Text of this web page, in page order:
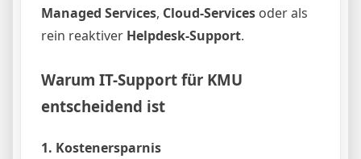
Managed Services, Cloud-Services oder als
rein reaktiver Helpdesk-Support.
Warum IT-Support für KMU
entscheidend ist
1. Kostenersparnis